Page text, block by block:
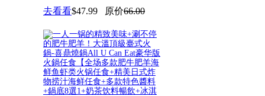
去看看$47.99 原价66.00